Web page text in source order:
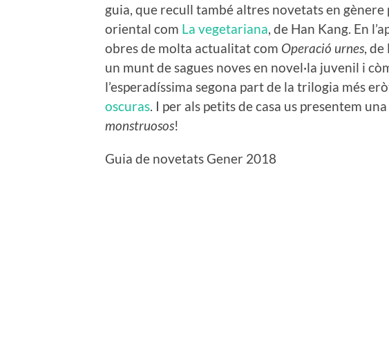
guia, que recull també altres novetats en
oriental com La vegetariana, de Han Kang. En
obres de molta actualitat com Operació urnes, de
un munt de sagues noves en novel·la juvenil i
l’esperadíssima segona part de la trilogia més
oscuras. I per als petits de casa us presentem
monstruosos!
Guia de novetats Gener 2018